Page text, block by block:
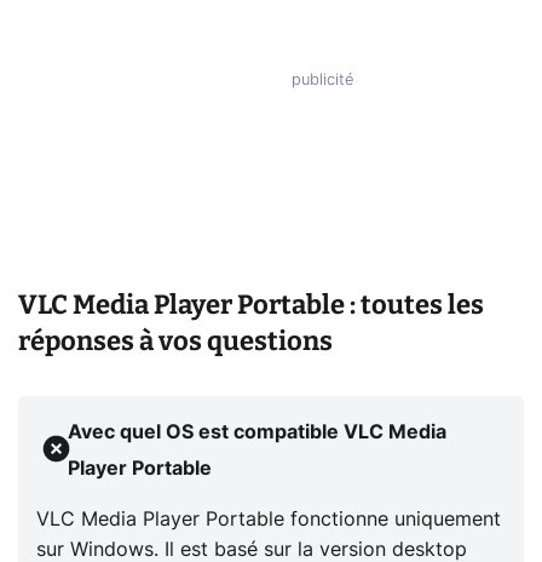
VLC Media Player Portable : toutes les
réponses à vos questions
Avec quel OS est compatible VLC Media
Player Portable
VLC Media Player Portable fonctionne uniquement
sur Windows. Il est basé sur la version desktop